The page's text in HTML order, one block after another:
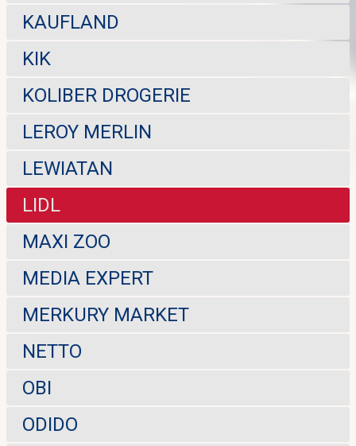
KAUFLAND
KIK
KOLIBER DROGERIE
LEROY MERLIN
LEWIATAN
LIDL
MAXI ZOO
MEDIA EXPERT
MERKURY MARKET
NETTO
OBI
ODIDO